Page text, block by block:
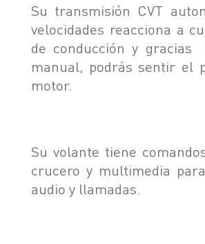
Su transmisión CVT
velocidades reacciona a
de conducción y gracias
manual, podrás sentir el
motor.
Su volante tiene
crucero y multimedia
audio y llamadas.